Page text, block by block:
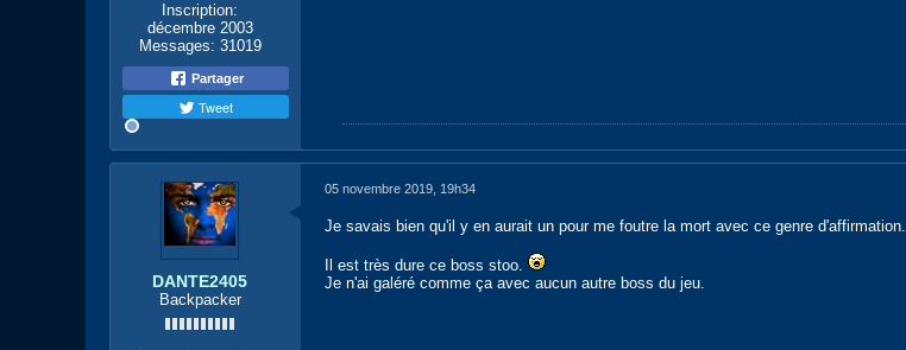
Inscription:
décembre 2003
Messages: 31019
Partager
Tweet
DANTE2405
Backpacker
05 novembre 2019, 19h34
Je savais bien qu'il y en aurait un pour me foutre la mort avec ce genre d'affirmation.
Il est très dure ce boss stoo.
Je n'ai galéré comme ça avec aucun autre boss du jeu.